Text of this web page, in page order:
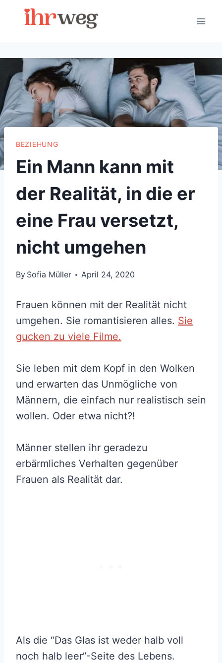
BEZIEHUNG
Ein Mann kann mit
der Realität, in die er
eine Frau versetzt,
nicht umgehen
By Sofia Müller April 24, 2020
Frauen können mit der Realität nicht
umgehen. Sie romantisieren alles. Sie
gucken zu viele Filme.
Sie leben mit dem Kopf in den Wolken
und erwarten das Unmögliche von
Männern, die einfach nur realistisch sein
wollen. Oder etwa nicht?!
Männer stellen ihr geradezu
erbärmliches Verhalten gegenüber
Frauen als Realität dar.
Als die “Das Glas ist weder halb voll
noch halb leer”-Seite des Lebens.